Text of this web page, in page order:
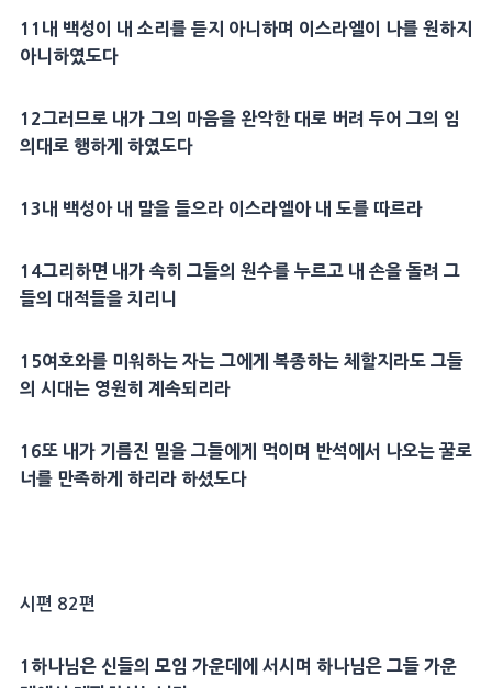
11 내 백성이 내 소리를 듣지 아니하며 이스라엘이 나를 원하지
아니하였도다
12그러므로 내가 그의 마음을 완악한 대로 버려 두어 그의 임
의대로 행하게 하였도다
13내 백성아 내 말을 들으라 이스라엘아 내 도를 따르라
14그리하면 내가 속히 그들의 원수를 누르고 내 손을 돌려 그
들의 대적들을 치리니
15여호와를 미워하는 자는 그에게 복종하는 체할지라도 그들
의 시대는 영원히 계속되리라
16또 내가 기름진 밀을 그들에게 먹이며 반석에서 나오는 꿀로
너를 만족하게 하리라 하셨도다
시편 82편
1 하나님은 신들의 모임 가운데에 서시며 하나님은 그들 가운